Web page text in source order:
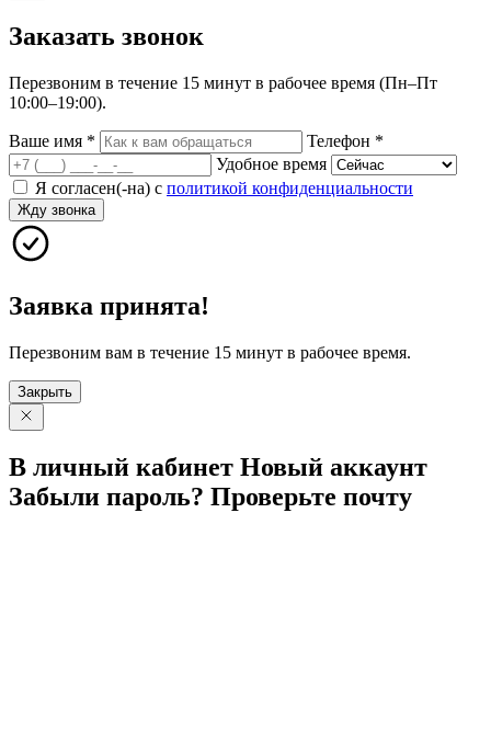
Заказать звонок
Перезвоним в течение 15 минут в рабочее время (Пн–Пт
10:00–19:00).
Ваше имя * Телефон *
Удобное время
Я согласен(-на) с политикой конфиденциальности
Жду звонка
Заявка принята!
Перезвоним вам в течение 15 минут в рабочее время.
Закрыть
В личный кабинет Новый аккаунт
Забыли пароль? Проверьте почту